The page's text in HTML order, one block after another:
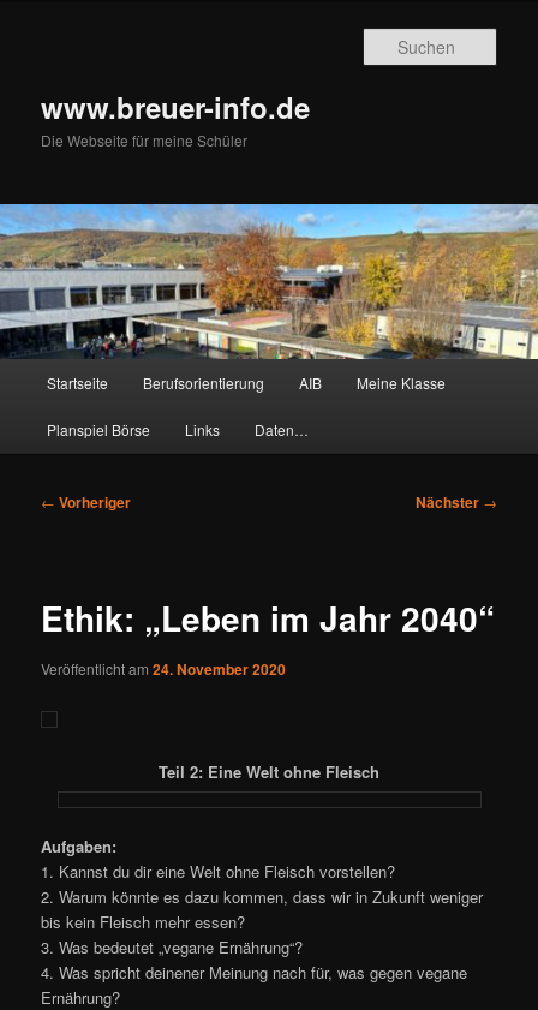
www.breuer-info.de
Die Webseite für meine Schüler
Startseite Berufsorientierung AIB Meine Klasse
Planspiel Börse Links Daten…
Beitragsnavigation
← Vorheriger Nächster →
Ethik: „Leben im Jahr 2040“
Veröffentlicht am24. November 2020
Teil 2: Eine Welt ohne Fleisch
Aufgaben:
1. Kannst du dir eine Welt ohne Fleisch vorstellen?
2. Warum könnte es dazu kommen, dass wir in Zukunft weniger
bis kein Fleisch mehr essen?
3. Was bedeutet „vegane Ernährung“?
4. Was spricht deinener Meinung nach für, was gegen vegane
Ernährung?